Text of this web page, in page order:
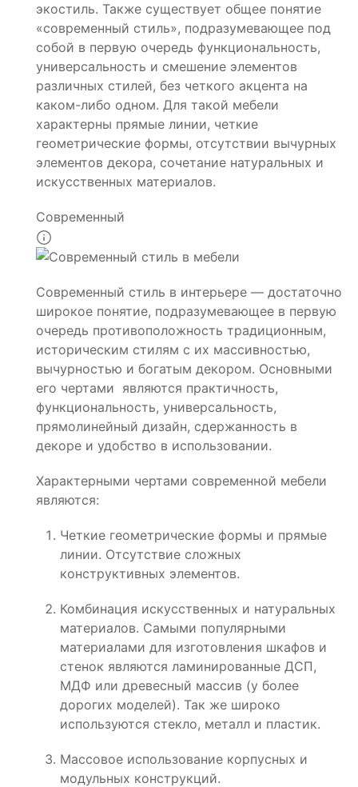
экостиль. Также существует общее понятие
«современный стиль», подразумевающее под
собой в первую очередь функциональность,
универсальность и смешение элементов
различных стилей, без четкого акцента на
каком-либо одном. Для такой мебели
характерны прямые линии, четкие
геометрические формы, отсутствии вычурных
элементов декора, сочетание натуральных и
искусственных материалов.
Современный
Современный стиль в интерьере — достаточно
широкое понятие, подразумевающее в первую
очередь противоположность традиционным,
историческим стилям с их массивностью,
вычурностью и богатым декором. Основными
его чертами являются практичность,
функциональность, универсальность,
прямолинейный дизайн, сдержанность в
декоре и удобство в использовании.
Характерными чертами современной мебели
являются:
Четкие геометрические формы и прямые
линии. Отсутствие сложных
конструктивных элементов.
Комбинация искусственных и натуральных
материалов. Самыми популярными
материалами для изготовления шкафов и
стенок являются ламинированные ДСП,
МДФ или древесный массив (у более
дорогих моделей). Так же широко
используются стекло, металл и пластик.
Массовое использование корпусных и
модульных конструкций.